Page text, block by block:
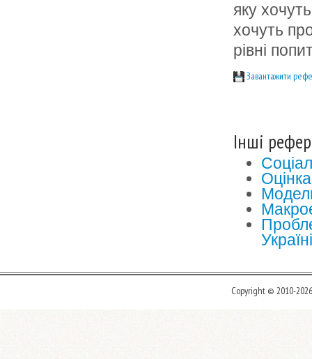
яку
хочуть
рівні
Завантажити
Інші
Оцінка
Copyright © 2010-